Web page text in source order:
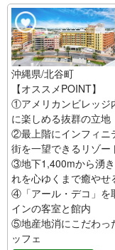
沖縄県/北谷町
【オススメPOINT】
①アメリカンビレッジ
に楽しめる抜群の立地
②最上階にインフィニ
街を一望できるリゾー
③地下1,400mから湧
れを心ゆくまで癒やせ
④「アール・デコ」を
インの客室と館内
⑤地産地消にこだわっ
ッフェ